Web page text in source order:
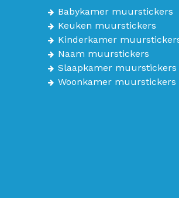
Babykamer muurstickers
Keuken muurstickers
Kinderkamer
Naam muurstickers
Slaapkamer muurstickers
Woonkamer muurstickers